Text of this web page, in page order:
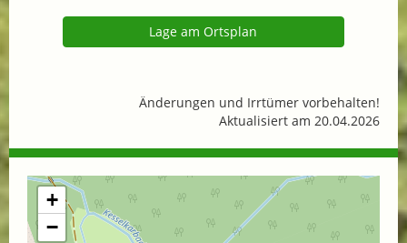
Lage am Ortsplan
Änderungen und Irrtümer vorbehalten!
Aktualisiert am 20.04.2026
+
−